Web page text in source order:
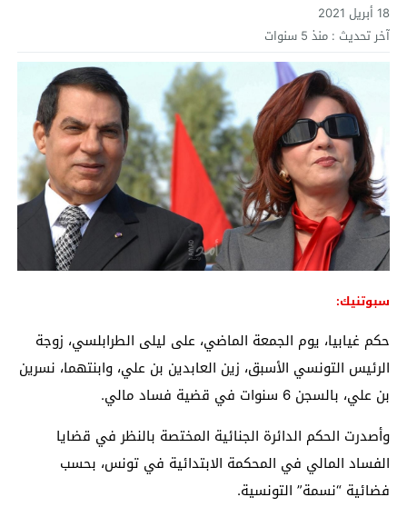
18 أبريل 2021
آخر تحديث : منذ 5 سنوات
سبوتنيك:
حكم غيابيا، يوم الجمعة الماضي، على ليلى الطرابلسي، زوجة
الرئيس التونسي الأسبق، زين العابدين بن علي، وابنتهما، نسرين
بن علي، بالسجن 6 سنوات في قضية فساد مالي.
وأصدرت الحكم الدائرة الجنائية المختصة بالنظر في قضايا
الفساد المالي في المحكمة الابتدائية في تونس، بحسب
فضائية “نسمة” التونسية.